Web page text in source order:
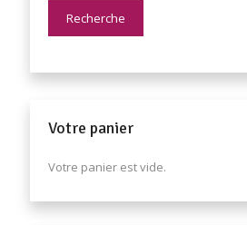
Recherche
Votre panier
Votre panier est vide.